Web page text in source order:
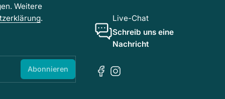
Weitere
.
Abonnieren
Live-Chat
Schreib uns eine
Nachricht